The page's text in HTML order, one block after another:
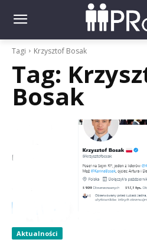
Tagi Krzysztof Bosak
Tag:
Bosak
Aktualności